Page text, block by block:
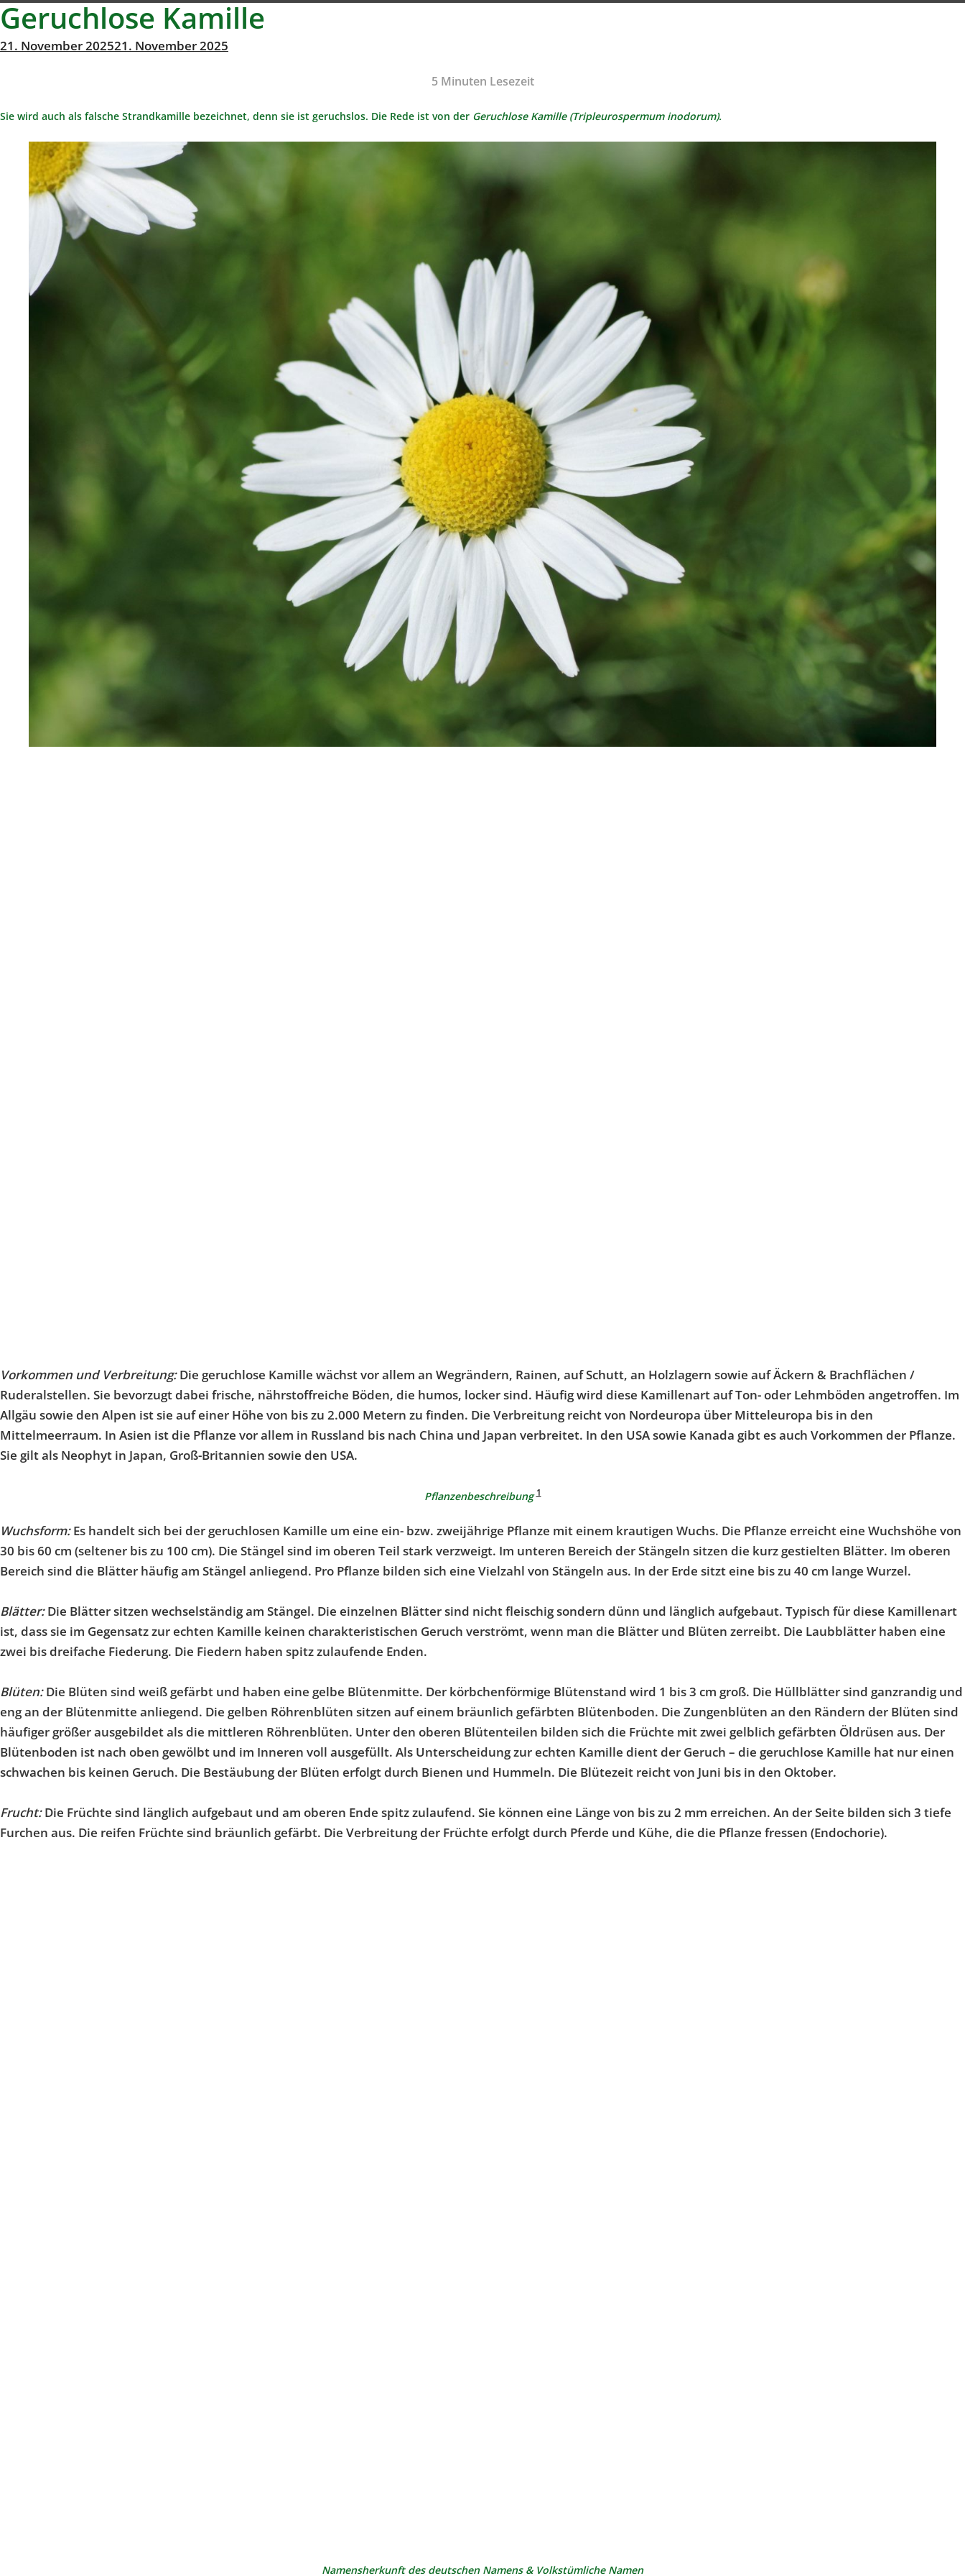
Geruchlose Kamille
Veröffentlicht
21. November 202521. November 2025
5Minuten Lesezeit
Sie wird auch als falsche Strandkamille bezeichnet, denn sie ist geruchslos. Die Rede ist von der Geruchlose Kamille (Tripleurospermum inodorum).
Vorkommen und Verbreitung:Die geruchlose Kamille wächst vor allem an Wegrändern, Rainen, auf Schutt, an Holzlagern sowie auf Äckern & Brachflächen /
Ruderalstellen. Sie bevorzugt dabei frische, nährstoffreiche Böden, die humos, locker sind. Häufig wird diese Kamillenart auf Ton- oder Lehmböden angetroffen. Im
Allgäu sowie den Alpen ist sie auf einer Höhe von bis zu 2.000 Metern zu finden. Die Verbreitung reicht von Nordeuropa über Mitteleuropa bis in den
Mittelmeerraum. In Asien ist die Pflanze vor allem in Russland bis nach China und Japan verbreitet. In den USA sowie Kanada gibt es auch Vorkommen der Pflanze.
Sie gilt als Neophyt in Japan, Groß-Britannien sowie den USA.
Pflanzenbeschreibung 1
Wuchsform:Es handelt sich bei der geruchlosen Kamille um eine ein- bzw. zweijährige Pflanze mit einem krautigen Wuchs. Die Pflanze erreicht eine Wuchshöhe von
30 bis 60 cm (seltener bis zu 100 cm). Die Stängel sind im oberen Teil stark verzweigt. Im unteren Bereich der Stängeln sitzen die kurz gestielten Blätter. Im oberen
Bereich sind die Blätter häufig am Stängel anliegend. Pro Pflanze bilden sich eine Vielzahl von Stängeln aus. In der Erde sitzt eine bis zu 40 cm lange Wurzel.
Blätter:Die Blätter sitzen wechselständig am Stängel. Die einzelnen Blätter sind nicht fleischig sondern dünn und länglich aufgebaut. Typisch für diese Kamillenart
ist, dass sie im Gegensatz zur echten Kamille keinen charakteristischen Geruch verströmt, wenn man die Blätter und Blüten zerreibt. Die Laubblätter haben eine
zwei bis dreifache Fiederung. Die Fiedern haben spitz zulaufende Enden.
Blüten:Die Blüten sind weiß gefärbt und haben eine gelbe Blütenmitte. Der körbchenförmige Blütenstand wird 1 bis 3 cm groß. Die Hüllblätter sind ganzrandig und
eng an der Blütenmitte anliegend. Die gelben Röhrenblüten sitzen auf einem bräunlich gefärbten Blütenboden. Die Zungenblüten an den Rändern der Blüten sind
häufiger größer ausgebildet als die mittleren Röhrenblüten. Unter den oberen Blütenteilen bilden sich die Früchte mit zwei gelblich gefärbten Öldrüsen aus. Der
Blütenboden ist nach oben gewölbt und im Inneren voll ausgefüllt. Als Unterscheidung zur echten Kamille dient der Geruch – die geruchlose Kamille hat nur einen
schwachen bis keinen Geruch. Die Bestäubung der Blüten erfolgt durch Bienen und Hummeln. Die Blütezeit reicht von Juni bis in den Oktober.
Frucht:Die Früchte sind länglich aufgebaut und am oberen Ende spitz zulaufend. Sie können eine Länge von bis zu 2 mm erreichen. An der Seite bilden sich 3 tiefe
Furchen aus. Die reifen Früchte sind bräunlich gefärbt. Die Verbreitung der Früchte erfolgt durch Pferde und Kühe, die die Pflanze fressen (Endochorie).
Namensherkunft des deutschen Namens & Volkstümliche Namen